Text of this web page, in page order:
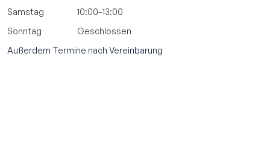
Samstag
10:00–13:00
Sonntag
Geschlossen
Außerdem Termine nach Vereinbarung